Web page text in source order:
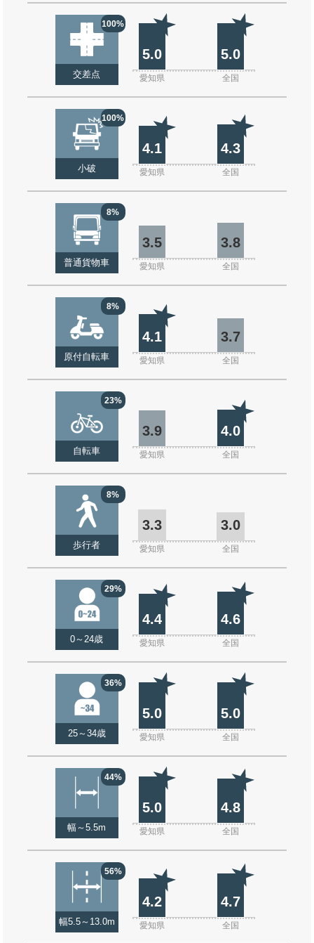
100%
交差点
5.0 5.0
愛知県 全国
100%
小破
4.1 4.3
愛知県 全国
8%
普通貨物車
3.5 3.8
愛知県 全国
8%
原付自転車
4.1 3.7
愛知県 全国
23%
自転車
3.9 4.0
愛知県 全国
8%
歩行者
3.3 3.0
愛知県 全国
29%
0～24歳
4.4 4.6
愛知県 全国
36%
25～34歳
5.0 5.0
愛知県 全国
44%
幅～5.5m
5.0 4.8
愛知県 全国
56%
幅5.5～13.0m
4.2 4.7
愛知県 全国